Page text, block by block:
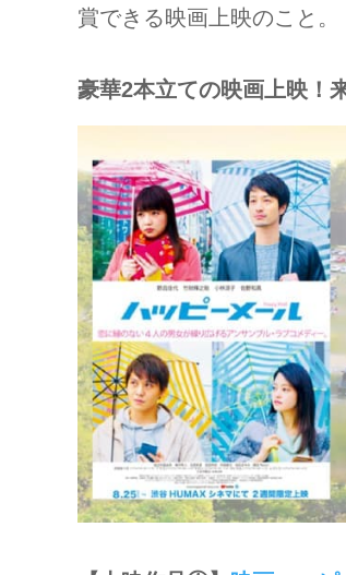
賞できる映画上映のこと。
豪華2本立ての映画上映！